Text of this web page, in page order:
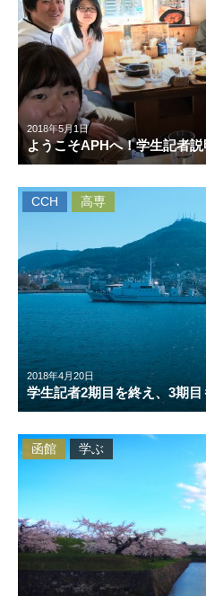
2018年5月1日
ようこそAPHへ！学生記者
2018年4月20日
学生記者2期目を終え、3期目
CCH 高専
函館 学ぶ